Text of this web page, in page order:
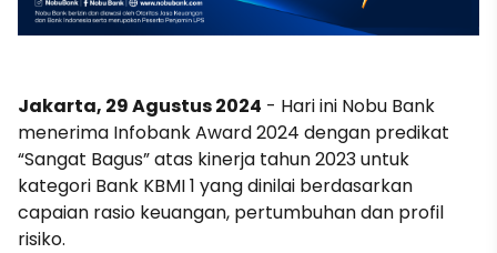
Jakarta, 29 Agustus 2024 - Hari ini Nobu Bank
menerima Infobank Award 2024 dengan predikat
“Sangat Bagus” atas kinerja tahun 2023 untuk
kategori Bank KBMI 1 yang dinilai berdasarkan
capaian rasio keuangan, pertumbuhan dan profil
risiko.